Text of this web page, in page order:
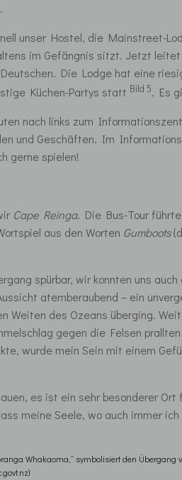
unser Hostel, die Mainstreet-
im Gefängnis sitzt. Jetzt
Die Lodge hat eine
Küchen-Partys statt Bild 5. Es
nach links zum
und Geschäften. Im
gerne spielen!
Cape Reinga. Die Bus-Tour
aus den Worten Gumboots
spürbar, wir konnten uns
atemberaubend – ein
Weiten des Ozeans überging.
gegen die Felsen
wurde mein Sein mit einem
es ist ein sehr besonderer
meine Seele, wo auch immer
Whakaoma,“ symbolisiert den